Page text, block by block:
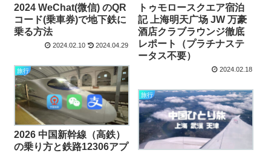
トゥモロースクエア宿泊
記 上海明天广场 JW 万豪
酒店クラブラウンジ徹底
レポート（プラチナステ
ータス不要）
2024.02.18
2024 WeChat(微信) のQR
コード(乗車券)で地下鉄に
乗る方法
2024.02.10 2024.04.29
旅行
2026 中国新幹線（高鉄）
の乗り方と鉄路12306アプ
旅行